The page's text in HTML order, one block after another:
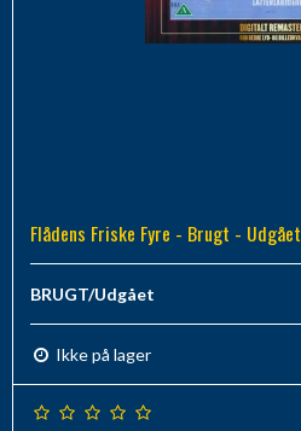
Flådens Friske Fyre - Brugt - Udgået
BRUGT/Udgået
Ikke på lager